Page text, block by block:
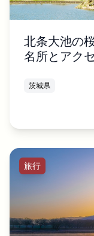
北条大池の
名所とアク
茨城県
旅行